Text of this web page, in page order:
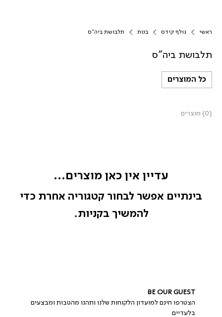
ראשי גולף קידס בנות תלבושת ביה"ס
תלבושת ביה"ס
כל המוצרים
{0} מוצרים
עדיין אין כאן מוצרים...
בינתיים אפשר לבחור קטגוריה אחרת כדי
להמשיך בקניות.
BE OUR GUEST
הצטרפו חינם למועדון הלקוחות שלנו ותהנו מהטבות ומבצעים
בלעדיים